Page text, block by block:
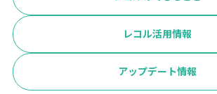
レコル活用情報
アップデート情報